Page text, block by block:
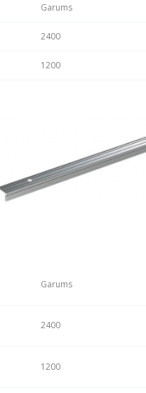
Garums
2400
1200
Garums
2400
1200